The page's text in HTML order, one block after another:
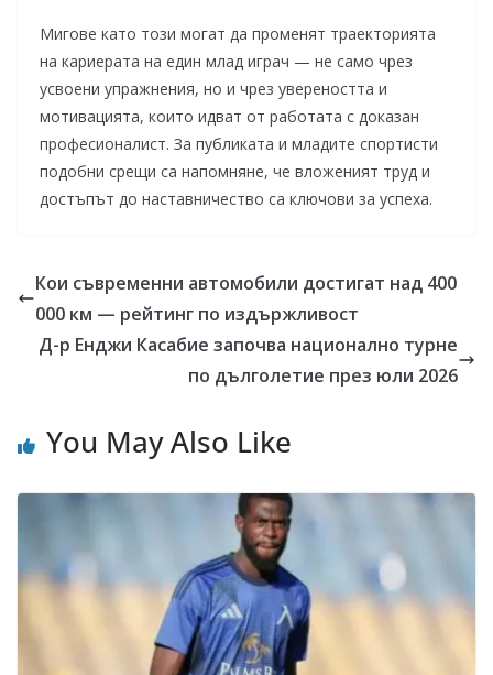
Мигове като този могат да променят траекторията
на кариерата на един млад играч — не само чрез
усвоени упражнения, но и чрез увереността и
мотивацията, които идват от работата с доказан
професионалист. За публиката и младите спортисти
подобни срещи са напомняне, че вложеният труд и
достъпът до наставничество са ключови за успеха.
Кои съвременни автомобили достигат над 400
000 км — рейтинг по издържливост
Д-р Енджи Касабие започва национално турне
по дълголетие през юли 2026
You May Also Like